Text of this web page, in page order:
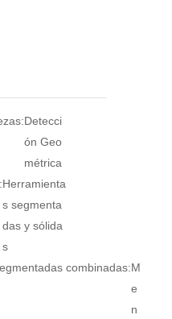
Detecci
ón Geo
métrica
Herramienta
s segmenta
das y sólida
s
combinadas:M
e
n